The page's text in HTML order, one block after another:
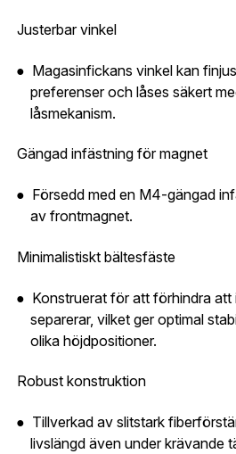
Justerbar vinkel
Magasinfickans vinkel kan
preferenser och låses säkert
låsmekanism.
Gängad infästning för magnet
Försedd med en M4-gängad
av frontmagnet.
Minimalistiskt bältesfäste
Konstruerat för att förhindra
separerar, vilket ger optimal
olika höjdpositioner.
Robust konstruktion
Tillverkad av slitstark
livslängd även under krävande
Skapa konto och handla
Är du företag eller förening?
översikt över dina
Är du en förening eller ett
Telefon:*
Land:*
Verifiera e-post:*
Skicka
integritetspolicyn.
Bevaka